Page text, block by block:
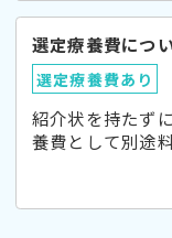
選定療養費につ
選定療養費あり
紹介状を持たず
養費として別途